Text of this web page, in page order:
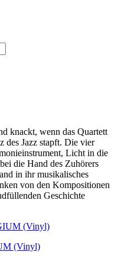
knackt, wenn das Quartett
des Jazz stapft. Die vier
Licht in die
die Hand des Zuhörers
in ihr musikalisches
von den Kompositionen
Geschichte
(Vinyl)